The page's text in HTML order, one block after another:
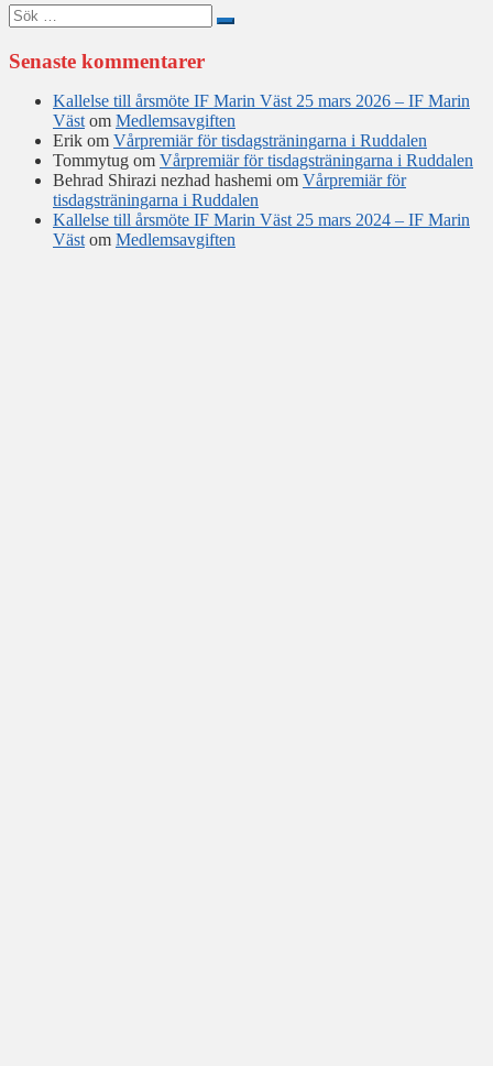
Sök
efter:
Senaste kommentarer
Kallelse till årsmöte IF Marin Väst 25 mars 2026 – IF Marin
Väst om Medlemsavgiften
Erik om Vårpremiär för tisdagsträningarna i Ruddalen
Tommytug om Vårpremiär för tisdagsträningarna i Ruddalen
Behrad Shirazi nezhad hashemi om Vårpremiär för
tisdagsträningarna i Ruddalen
Kallelse till årsmöte IF Marin Väst 25 mars 2024 – IF Marin
Väst om Medlemsavgiften